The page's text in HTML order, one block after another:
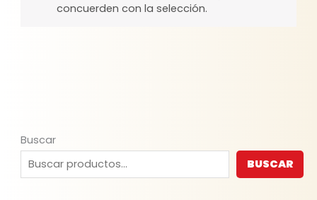
Buscar
BUSCAR
concuerden con la selección.